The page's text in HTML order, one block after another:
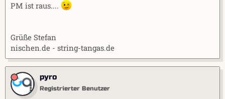
PM ist raus....
Grüße Stefan
nischen.de - string-tangas.de
pyro
Registrierter Benutzer